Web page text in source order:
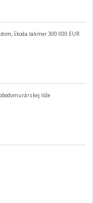
škoda takmer 300 000 EUR
lóže